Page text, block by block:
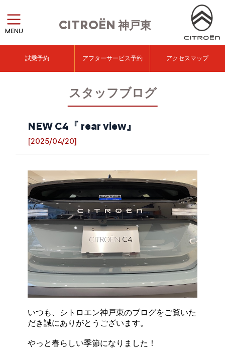
CITROËN神戸東
MENU
試乗予約 アフターサービス予約 アクセスマップ
スタッフブログ
NEW C4『 rear view』
[2025/04/20]
いつも、シトロエン神戸東のブログをご覧いた
だき誠にありがとうございます。
やっと春らしい季節になりました！